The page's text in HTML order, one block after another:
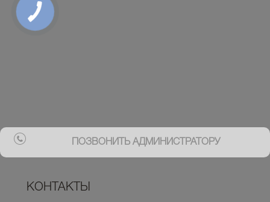
ПОЗВОНИТЬ АДМИНИСТРАТОРУ
КОНТАКТЫ